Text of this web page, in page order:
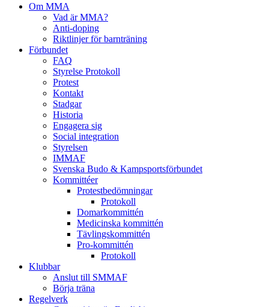
Om MMA
Vad är MMA?
Anti-doping
Riktlinjer för barnträning
Förbundet
FAQ
Styrelse Protokoll
Protest
Kontakt
Stadgar
Historia
Engagera sig
Social integration
Styrelsen
IMMAF
Svenska Budo & Kampsportsförbundet
Kommittéer
Protestbedömningar
Protokoll
Domarkommittén
Medicinska kommittén
Tävlingskommittén
Pro-kommittén
Protokoll
Klubbar
Anslut till SMMAF
Börja träna
Regelverk